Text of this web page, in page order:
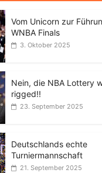
Vom Unicorn zur
WNBA Finals
3. Oktober 2025
Nein, die NBA Lottery
rigged!!
23. September 2025
Deutschlands echte
Turniermannschaft
21. September 2025